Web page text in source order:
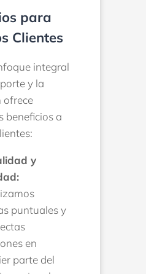
para
Clientes
integral
y la
ofrece
beneficios a
y
puntuales y
en
parte del